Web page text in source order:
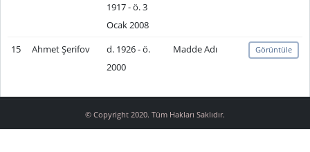
1917 - ö. 3
Ocak 2008
15 Ahmet Şerifov
d. 1926 - ö.
2000
Madde Adı Görüntüle
© Copyright 2020. Tüm Hakları Saklıdır.